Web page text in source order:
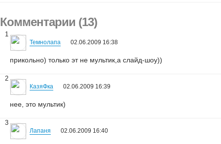
Комментарии (13)
1
Темнолапа 02.06.2009 16:38
прикольно) только эт не мультик,а слайд-шоу))
2
КазяФка 02.06.2009 16:39
нее, это мультик)
3
Лапаня 02.06.2009 16:40